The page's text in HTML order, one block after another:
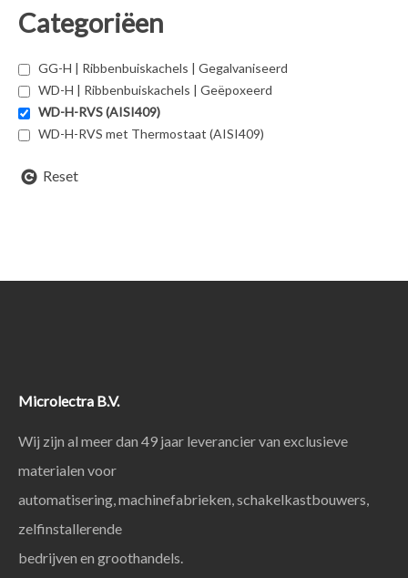
Categoriëen
GG-H | Ribbenbuiskachels | Gegalvaniseerd
WD-H | Ribbenbuiskachels | Geëpoxeerd
WD-H-RVS (AISI409)
WD-H-RVS met Thermostaat (AISI409)
Reset
Microlectra B.V.
Wij zijn al meer dan 49 jaar leverancier van exclusieve
materialen voor
automatisering, machinefabrieken, schakelkastbouwers,
zelfinstallerende
bedrijven en groothandels.